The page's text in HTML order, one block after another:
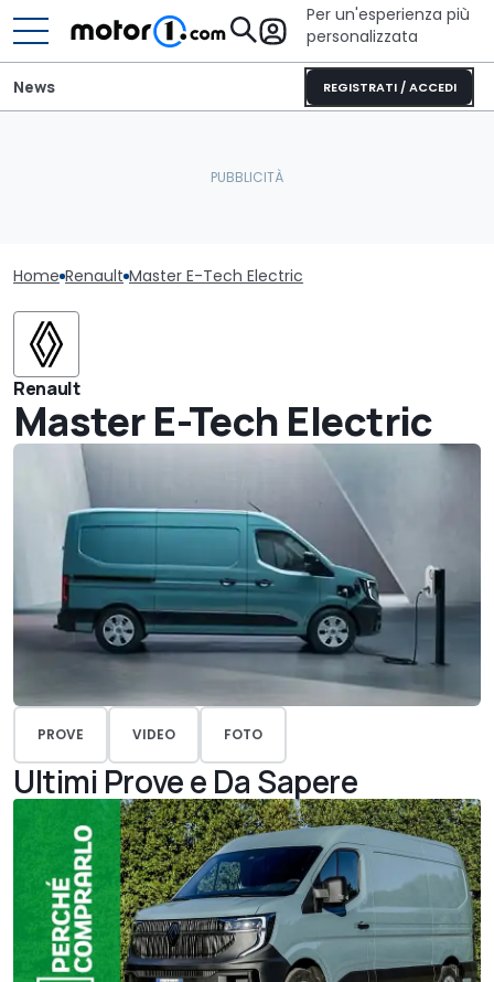
Per un'esperienza più
personalizzata
REGISTRATI / ACCEDI
News
Home Renault Master E-Tech Electric
Renault
Master E-Tech Electric
PROVE VIDEO FOTO
Ultimi Prove e Da Sapere